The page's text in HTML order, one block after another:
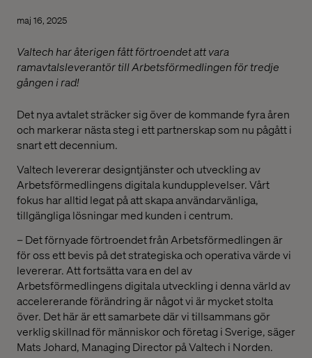
maj 16, 2025
Valtech har återigen fått förtroendet att vara
ramavtalsleverantör till Arbetsförmedlingen för tredje
gången i rad!
Det nya avtalet sträcker sig över de kommande fyra åren
och markerar nästa steg i ett partnerskap som nu pågått i
snart ett decennium.
Valtech levererar designtjänster och utveckling av
Arbetsförmedlingens digitala kundupplevelser. Vårt
fokus har alltid legat på att skapa användarvänliga,
tillgängliga lösningar med kunden i centrum.
– Det förnyade förtroendet från Arbetsförmedlingen är
för oss ett bevis på det strategiska och operativa värde vi
levererar. Att fortsätta vara en del av
Arbetsförmedlingens digitala utveckling i denna värld av
accelererande förändring är något vi är mycket stolta
över. Det här är ett samarbete där vi tillsammans gör
verklig skillnad för människor och företag i Sverige, säger
Mats Johard, Managing Director på Valtech i Norden.